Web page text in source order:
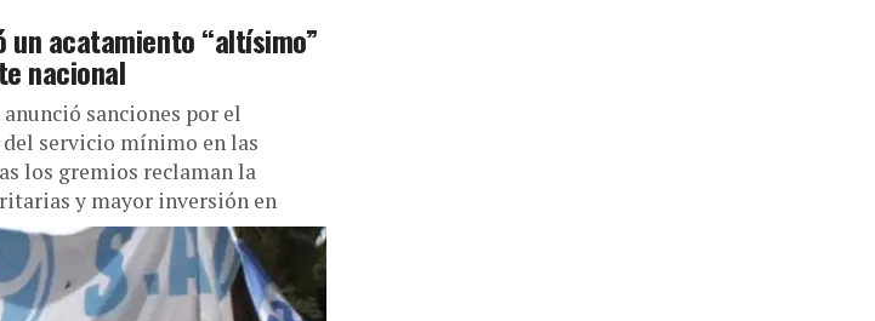
un acatamiento “altísimo”
nacional
sanciones por el
servicio mínimo en las
los gremios reclaman la
y mayor inversión en